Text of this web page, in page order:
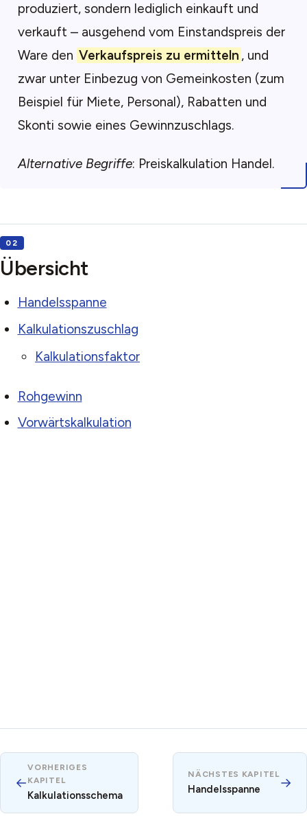
produziert, sondern lediglich einkauft und
verkauft – ausgehend vom Einstandspreis der
Ware den Verkaufspreis zu ermitteln , und
zwar unter Einbezug von Gemeinkosten (zum
Beispiel für Miete, Personal), Rabatten und
Skonti sowie eines Gewinnzuschlags.
Alternative Begriffe: Preiskalkulation Handel.
Übersicht
Handelsspanne
Kalkulationszuschlag
Kalkulationsfaktor
Rohgewinn
Vorwärtskalkulation
←
VORHERIGES
KAPITEL
Kalkulationsschema
NÄCHSTES KAPITEL
Handelsspanne →